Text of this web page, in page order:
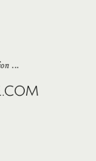
...